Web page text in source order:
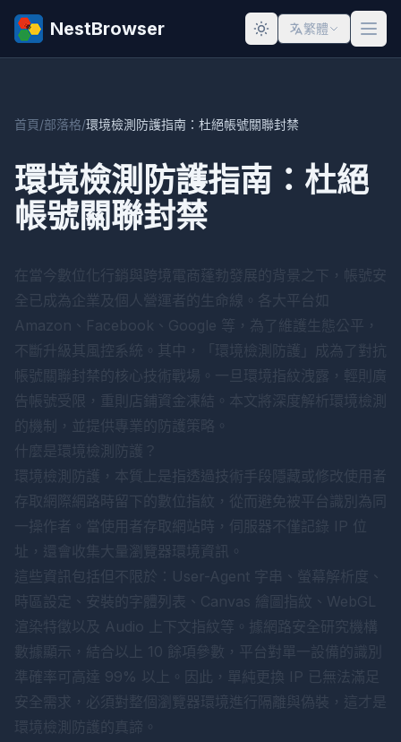
NestBrowser 繁體
首頁/部落格/環境檢測防護指南：杜絕帳號關聯封禁
環境檢測防護指南：杜絕
帳號關聯封禁
在當今數位化行銷與跨境電商蓬勃發展的背景之下，帳號安
全已成為企業及個人營運者的生命線。各大平台如
Amazon、Facebook、Google 等，為了維護生態公平，
不斷升級其風控系統。其中，「環境檢測防護」成為了對抗
帳號關聯封禁的核心技術戰場。一旦環境指紋洩露，輕則廣
告帳號受限，重則店鋪資金凍結。本文將深度解析環境檢測
的機制，並提供專業的防護策略。
什麼是環境檢測防護？
環境檢測防護，本質上是指透過技術手段隱藏或修改使用者
存取網際網路時留下的數位指紋，從而避免被平台識別為同
一操作者。當使用者存取網站時，伺服器不僅記錄 IP 位
址，還會收集大量瀏覽器環境資訊。
這些資訊包括但不限於：User-Agent 字串、螢幕解析度、
時區設定、安裝的字體列表、Canvas 繪圖指紋、WebGL
渲染特徵以及 Audio 上下文指紋等。據網路安全研究機構
數據顯示，結合以上 10 餘項參數，平台對單一設備的識別
準確率可高達 99% 以上。因此，單純更換 IP 已無法滿足
安全需求，必須對整個瀏覽器環境進行隔離與偽裝，這才是
環境檢測防護的真諦。